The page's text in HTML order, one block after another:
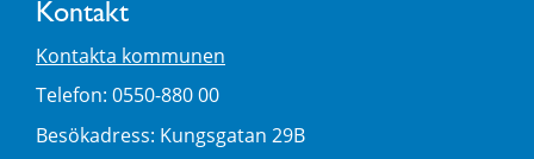
Kontakt
Kontakta kommunen
Telefon: 0550-880 00
Besökadress: Kungsgatan 29B